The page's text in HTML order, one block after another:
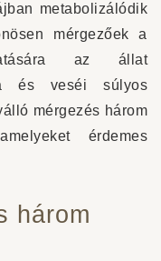
metabolizálódik
mérgezőek a
az állat
és veséi súlyos
mérgezés három
érdemes
három